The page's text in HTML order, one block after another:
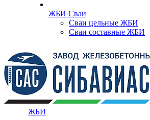
ЖБИ Сваи
Сваи цельные ЖБИ
Сваи составные ЖБИ
ЖБИ